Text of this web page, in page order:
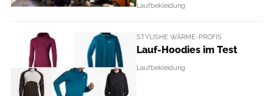
Laufbekleidung
STYLISHE WÄRME-PROFIS
Lauf-Hoodies im Test
Laufbekleidung